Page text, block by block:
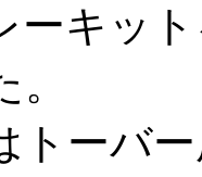
ーキッ
トーバ